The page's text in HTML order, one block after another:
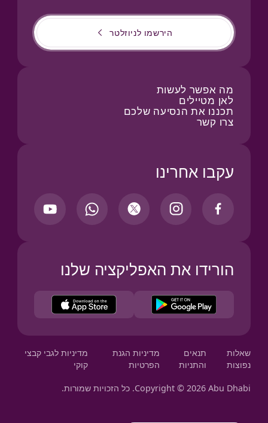
הירשמו לניוזלטר
מה אפשר לעשות
לאן מטיילים
תכננו את הנסיעה שלכם
צרו קשר
עקבו אחרינו
הורידו את האפליקציה שלנו
שאלות
נפוצות
תנאים
והתניות
מדיניות הגנת
הפרטיות
מדיניות לגבי קבצי
קוקי
Copyright © 2026 Abu Dhabi. כל הזכויות שמורות.